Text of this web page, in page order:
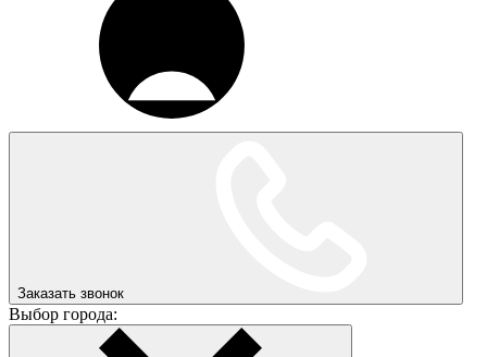
Заказать звонок
Выбор города: